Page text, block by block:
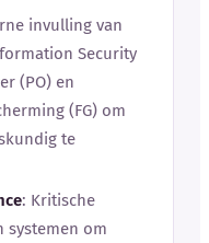
invulling van
Security
(PO) en
(FG) om
te
: Kritische
systemen om